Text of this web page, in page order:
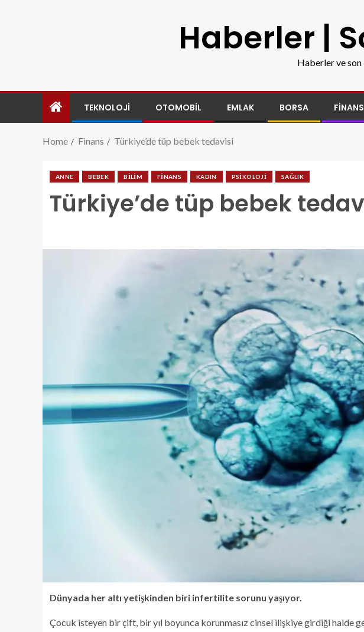
Haberler |
Haberler ve
TEKNOLOJI OTOMOBIL EMLAK BORSA FINANS
Home Finans Türkiye’de tüp bebek tedavisi
ANNE BEBEK BILIM FINANS KADIN PSIKOLOJI SAĞLIK
Türkiye’de tüp bebek
Dünyada her altı yetişkinden biri infertilite sorunu yaşıyor.
Çocuk isteyen bir çift, bir yıl boyunca korunmasız cinsel ilişkiye girdiği halde